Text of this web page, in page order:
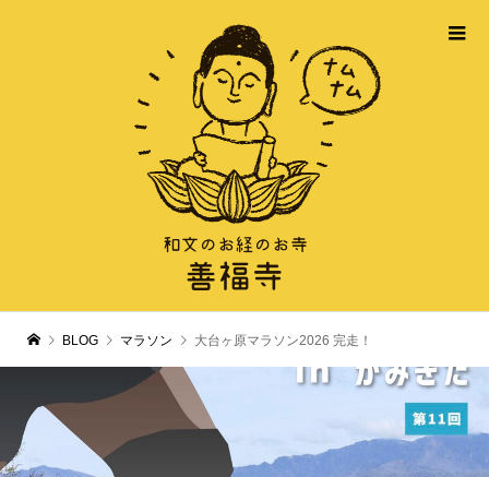
BLOG マラソン 大台ヶ原マラソン2026 完走！